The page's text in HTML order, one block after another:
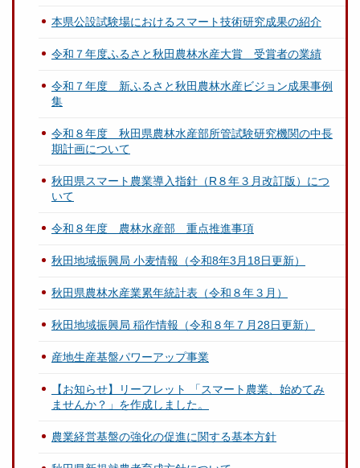
本県公設試験場におけるスマート技術研究成果の紹介
令和７年度ふるさと秋田農林水産大賞 受賞者の業績
令和７年度 新ふるさと秋田農林水産ビジョン成果事例
集
令和８年度 秋田県農林水産部所管試験研究機関の中長
期計画について
秋田県スマート農業導入指針（R８年３月改訂版）につ
いて
令和８年度 農林水産部 重点推進事項
秋田地域振興局 小麦情報（令和8年3月18日更新）
秋田県農林水産業累年統計表（令和８年３月）
秋田地域振興局 稲作情報（令和８年７月28日更新）
産地生産基盤パワーアップ事業
【お知らせ】リーフレット 「スマート農業、始めてみ
ませんか？」を作成しました。
農業経営基盤の強化の促進に関する基本方針